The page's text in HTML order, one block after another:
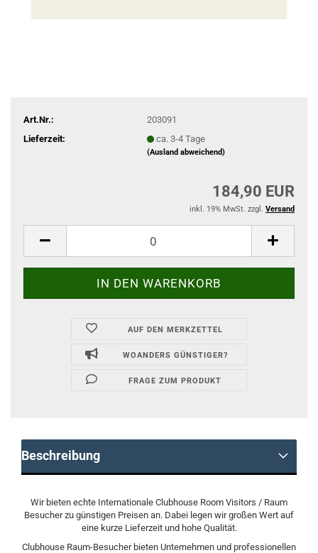
Art.Nr.:
203091
Lieferzeit:
ca. 3-4 Tage
(Ausland abweichend)
184,90 EUR
inkl. 19% MwSt. zzgl. Versand
AUF DEN MERKZETTEL
WOANDERS GÜNSTIGER?
FRAGE ZUM PRODUKT
Beschreibung
Wir bieten echte Internationale Clubhouse Room Visitors / Raum
Besucher zu günstigen Preisen an. Dabei legen wir großen Wert auf
eine kurze Lieferzeit und hohe Qualität.
Clubhouse Raum-Besucher bieten Unternehmen und professionellen